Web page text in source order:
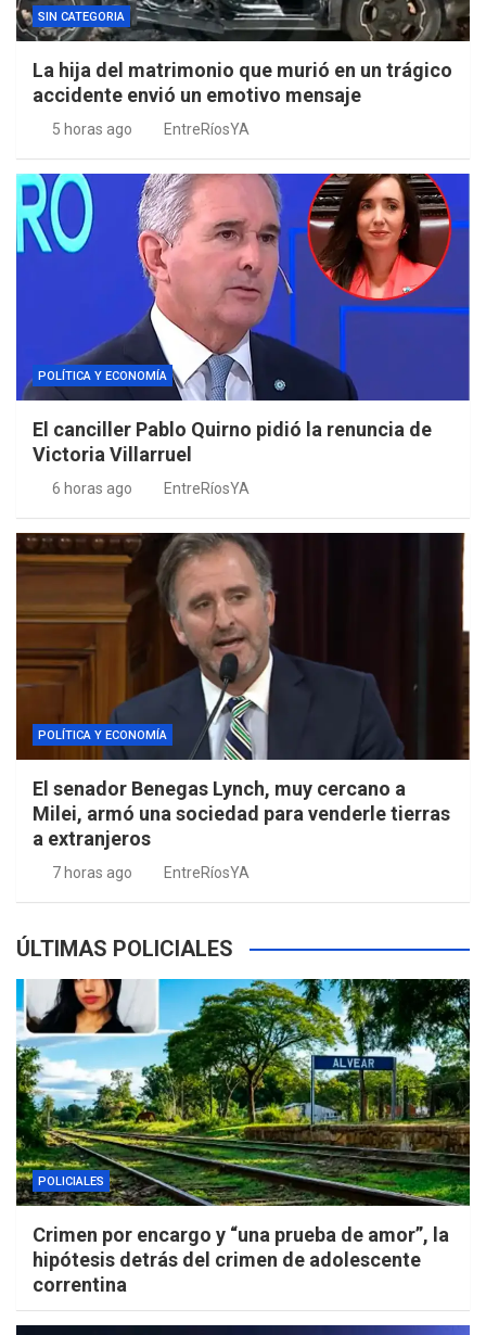
SIN CATEGORIA
La hija del matrimonio que murió en un trágico
accidente envió un emotivo mensaje
5 horas ago EntreRíosYA
POLÍTICA Y ECONOMÍA
El canciller Pablo Quirno pidió la renuncia de
Victoria Villarruel
6 horas ago EntreRíosYA
POLÍTICA Y ECONOMÍA
El senador Benegas Lynch, muy cercano a
Milei, armó una sociedad para venderle tierras
a extranjeros
7 horas ago EntreRíosYA
ÚLTIMAS POLICIALES
POLICIALES
Crimen por encargo y “una prueba de amor”, la
hipótesis detrás del crimen de adolescente
correntina